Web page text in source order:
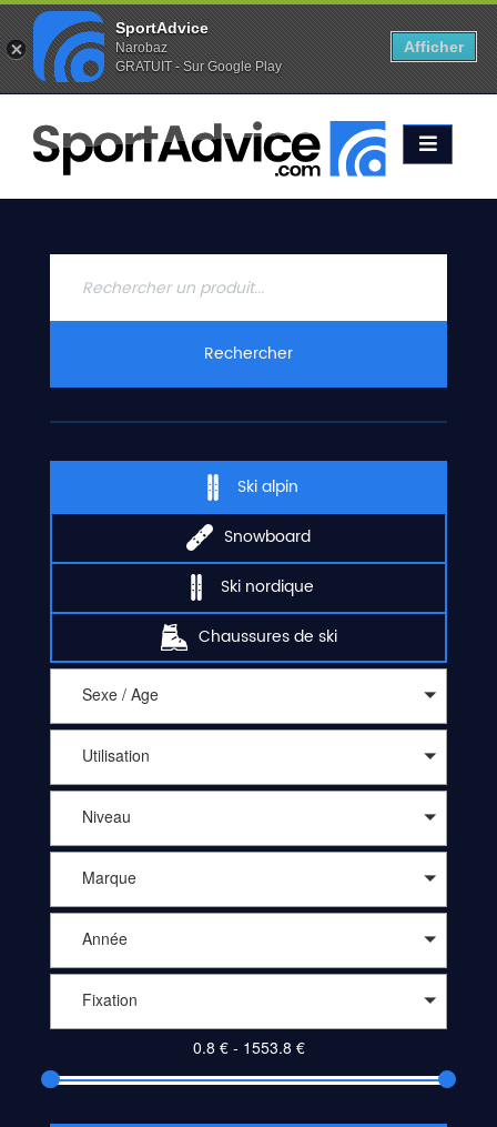
Favoris (0) Alertes (0)
ACCUEIL
SKIS
2020
CONTACT
Rechercher
Ski alpin
Snowboard
Ski nordique
Chaussures de ski
Sexe / Age
Utilisation
Niveau
Marque
Année
Fixation
SportAdvice
Narobaz
GRATUIT - Sur Google Play
Afficher